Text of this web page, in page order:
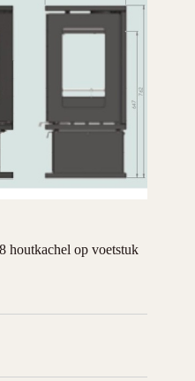
houtkachel op voetstuk